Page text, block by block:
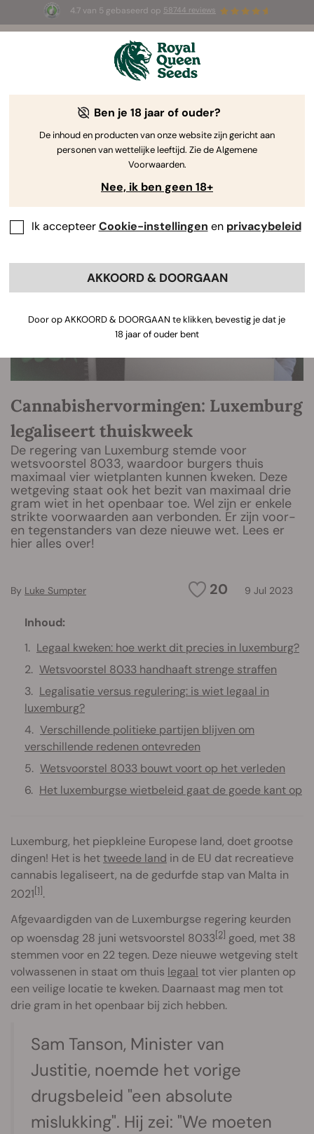
4.7 van 5 gebaseerd op 58744 reviews
3 White Widow Auto zaadjesGRATIS voor de
The RQS Blog
Cannabis Lifestyle Blogs
Cannabishervormingen: Luxemburg
legaliseert thuiskweek
De regering van Luxemburg stemde voor
wetsvoorstel 8033, waardoor burgers thuis
maximaal vier wietplanten kunnen kweken. Deze
wetgeving staat ook het bezit van maximaal drie
gram wiet in het openbaar toe. Wel zijn er enkele
strikte voorwaarden aan verbonden. Er zijn voor-
en tegenstanders van deze nieuwe wet. Lees er
hier alles over!
20 9 Jul 2023
By Luke Sumpter
Inhoud:
Legaal kweken: hoe werkt dit precies in luxemburg?
Wetsvoorstel 8033 handhaaft strenge straffen
Legalisatie versus regulering: is wiet legaal in
luxemburg?
Verschillende politieke partijen blijven om
verschillende redenen ontevreden
Wetsvoorstel 8033 bouwt voort op het verleden
Het luxemburgse wietbeleid gaat de goede kant op
Luxemburg, het piepkleine Europese land, doet grootse
dingen! Het is hettweede land in de EU dat recreatieve
cannabis legaliseert, na de gedurfde stap van Malta in
2021[1].
Afgevaardigden van de Luxemburgse regering keurden
op woensdag 28 juni wetsvoorstel 8033[2] goed, met 38
stemmen voor en 22 tegen. Deze nieuwe wetgeving stelt
volwassenen in staat om thuis legaal tot vier planten op
een veilige locatie te kweken. Daarnaast mag men tot
drie gram in het openbaar bij zich hebben.
Sam Tanson, Minister van
Justitie, noemde het vorige
drugsbeleid "een absolute
mislukking". Hij zei: "We moeten
Ben je 18 jaar of ouder?
De inhoud en producten van onze website zijn gericht aan
personen van wettelijke leeftijd. Zie de Algemene
Voorwaarden.
Nee, ik ben geen 18+
Ik accepteerCookie-instellingen en privacybeleid
AKKOORD & DOORGAAN
Door op AKKOORD & DOORGAAN te klikken, bevestig je dat je
18 jaar of ouder bent